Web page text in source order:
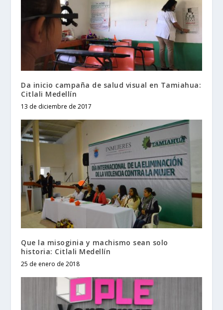
Da inicio campaña de salud visual en Tamiahua:
Citlali Medellín
13 de diciembre de 2017
Que la misoginia y machismo sean solo
historia: Citlali Medellín
25 de enero de 2018